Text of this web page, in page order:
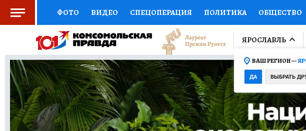
ФОТО ВИДЕО СПЕЦОПЕРАЦИЯ ПОЛИТИКА ОБЩЕСТВО
СОЦПОДДЕРЖКА НАУКА СПОРТ КОЛУМНИСТЫ
ВЫБОР ЭКСПЕРТОВ ДОКТОР ФИНАНСЫ ОТКРЫВАЕМ МИР
КНИЖНАЯ ПОЛКА ПРОГНОЗЫ НА СПОРТ ПРОМОКОДЫ
ПРЕСС-ЦЕНТР НЕДВИЖИМОСТЬ ТЕЛЕВИЗОР КОЛЛЕКЦИИ
ЯРОСЛАВЛЬ
ВАШ РЕГИОН —
ДА ВЫБРАТЬ